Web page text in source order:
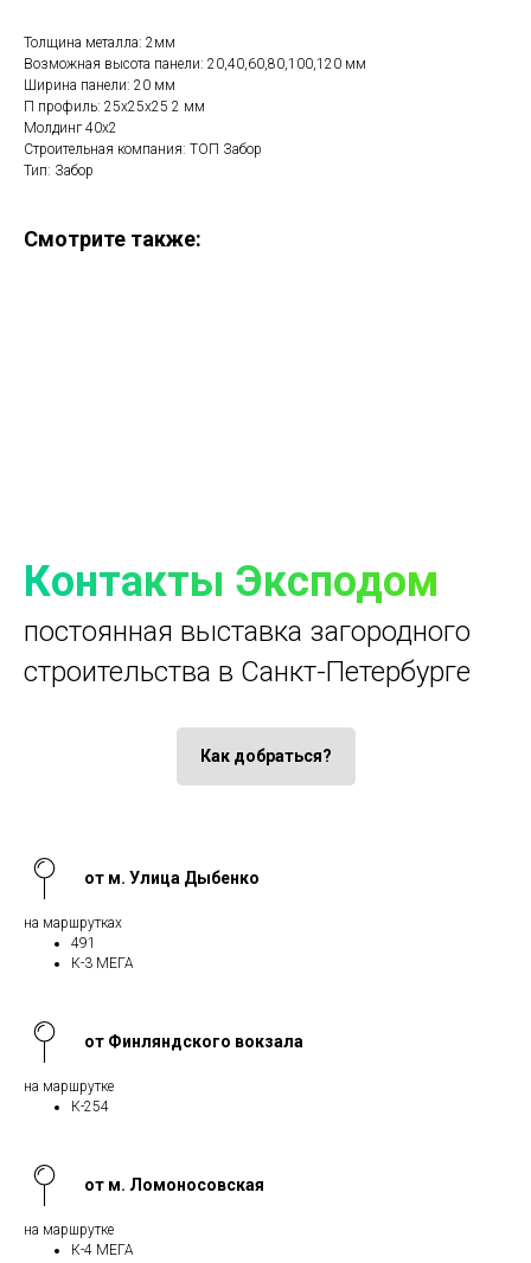
Толщина металла: 2мм
Возможная высота панели: 20,40,60,80,100,120 мм
Ширина панели: 20 мм
П профиль: 25х25х25 2 мм
Молдинг 40х2
Строительная компания: ТОП Забор
Тип: Забор
Смотрите также:
Контакты Эксподом
постоянная выставка загородного
строительства в Санкт-Петербурге
Как добраться?
от м. Улица Дыбенко
на маршрутках
491
К-3 МЕГА
от Финляндского вокзала
на маршрутке
К-254
от м. Ломоносовская
на маршрутке
К-4 МЕГА